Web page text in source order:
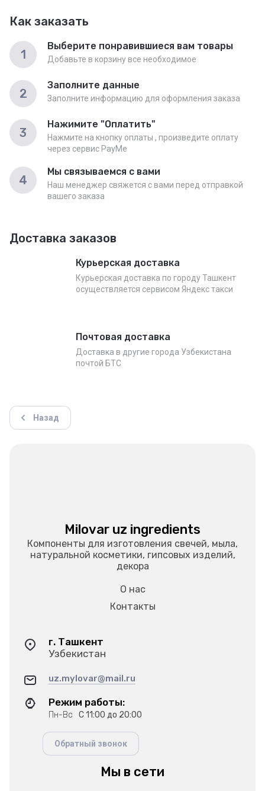
Как заказать
1
Выберите понравившиеся вам товары
Добавьте в корзину все необходимое
2
Заполните данные
Заполните информацию для оформления заказа
3
Нажимите "Оплатить"
Нажмите на кнопку оплаты , произведите оплату
через сервис PayMe
4
Мы связываемся с вами
Наш менеджер свяжется с вами перед отправкой
вашего заказа
Доставка заказов
Курьерская доставка
Курьерская доставка по городу Ташкент
осуществляется сервисом Яндекс такси
Почтовая доставка
Доставка в другие города Узбекистана
почтой БТС
Назад
Milovar uz ingredients
Компоненты для изготовления свечей, мыла,
натуральной косметики, гипсовых изделий,
декора
О нас
Контакты
г. Ташкент
Узбекистан
uz.mylovar@mail.ru
Режим работы:
Пн-Вс С 11:00 до 20:00
Обратный звонок
Мы в сети